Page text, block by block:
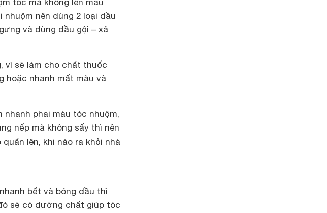
tóc mà không lên màu
nên dùng 2 loại dầu
và dùng dầu gội – xả
vì sẽ làm cho chất thuốc
hoặc nhanh mất màu và
phai màu tóc nhuộm,
nếp mà không sấy thì nên
lên, khi nào ra khỏi nhà
bết và bóng dầu thì
sẽ có dưỡng chất giúp tóc